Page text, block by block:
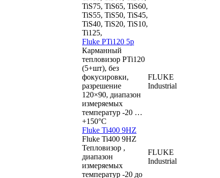
TiS75, TiS65, TiS60,
TiS55, TiS50, TiS45,
TiS40, TiS20, TiS10,
Ti125,
Fluke PTi120 5p
Карманный
тепловизор PTi120
(5+шт), без
фокусировки,
разрешение
120×90, диапазон
измеряемых
температур -20 …
+150°C
FLUKE
Industrial
Fluke Ti400 9HZ
Fluke Ti400 9HZ
Тепловизор ,
диапазон
измеряемых
температур -20 до
FLUKE
Industrial